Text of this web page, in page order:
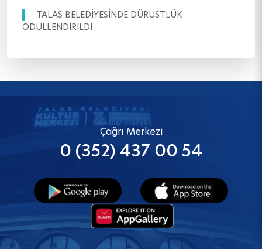
TALAS BELEDİYESİNDE DÜRÜSTLÜK
ÖDÜLLENDİRİLDİ
Çağrı Merkezi
0 (352) 437 00 54